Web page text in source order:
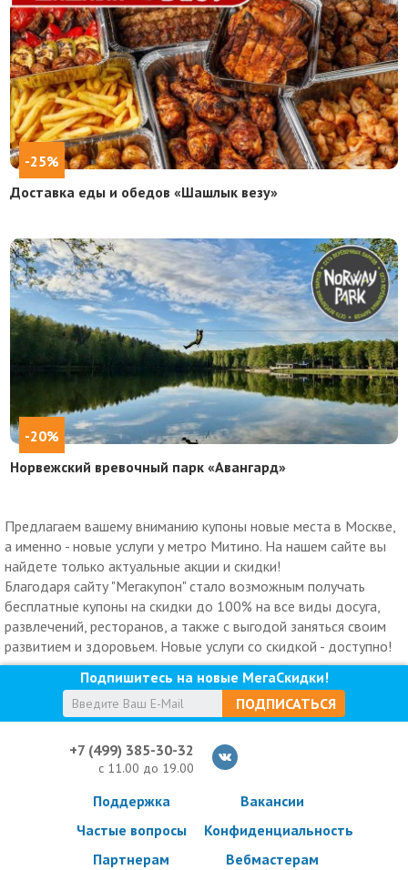
-25%
Доставка еды и обедов «Шашлык везу»
-20%
Норвежский вревочный парк «Aвангард»
Предлагаем вашему вниманию купоны новые места в Москве,
а именно - новые услуги у метро Митино. На нашем сайте вы
найдете только актуальные акции и скидки!
Благодаря сайту "Мегакупон" стало возможным получать
бесплатные купоны на скидки до 100% на все виды досуга,
развлечений, ресторанов, а также с выгодой заняться своим
развитием и здоровьем. Новые услуги со скидкой - доступно!
Подпишитесь на новые МегаСкидки!
ПОДПИСАТЬСЯ
+7 (499) 385-30-32
с 11.00 до 19.00
Поддержка
Частые вопросы
Партнерам
Вакансии
Конфиденциальность
Вебмастерам